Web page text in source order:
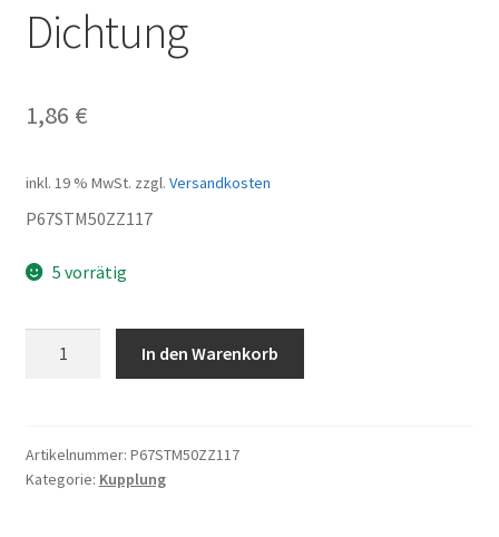
Dichtung
1,86 €
inkl. 19 % MwSt. zzgl. Versandkosten
P67STM50ZZ117
5 vorrätig
In den Warenkorb
Artikelnummer: P67STM50ZZ117
Kategorie: Kupplung